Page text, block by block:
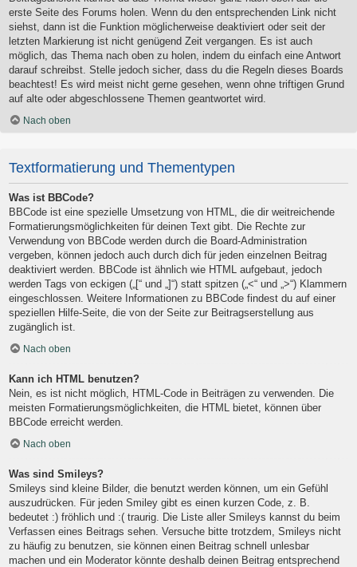
erste Seite des Forums holen. Wenn du den entsprechenden Link nicht
siehst, dann ist die Funktion möglicherweise deaktiviert oder seit der
letzten Markierung ist nicht genügend Zeit vergangen. Es ist auch
möglich, das Thema nach oben zu holen, indem du einfach eine Antwort
darauf schreibst. Stelle jedoch sicher, dass du die Regeln dieses Boards
beachtest! Es wird meist nicht gerne gesehen, wenn ohne triftigen Grund
auf alte oder abgeschlossene Themen geantwortet wird.
Nach oben
Textformatierung und Thementypen
Was ist BBCode?
BBCode ist eine spezielle Umsetzung von HTML, die dir weitreichende
Formatierungsmöglichkeiten für deinen Text gibt. Die Rechte zur
Verwendung von BBCode werden durch die Board-Administration
vergeben, können jedoch auch durch dich für jeden einzelnen Beitrag
deaktiviert werden. BBCode ist ähnlich wie HTML aufgebaut, jedoch
werden Tags von eckigen („[“ und „]“) statt spitzen („<“ und „>“) Klammern
eingeschlossen. Weitere Informationen zu BBCode findest du auf einer
speziellen Hilfe-Seite, die von der Seite zur Beitragserstellung aus
zugänglich ist.
Nach oben
Kann ich HTML benutzen?
Nein, es ist nicht möglich, HTML-Code in Beiträgen zu verwenden. Die
meisten Formatierungsmöglichkeiten, die HTML bietet, können über
BBCode erreicht werden.
Nach oben
Was sind Smileys?
Smileys sind kleine Bilder, die benutzt werden können, um ein Gefühl
auszudrücken. Für jeden Smiley gibt es einen kurzen Code, z. B.
bedeutet :) fröhlich und :( traurig. Die Liste aller Smileys kannst du beim
Verfassen eines Beitrags sehen. Versuche bitte trotzdem, Smileys nicht
zu häufig zu benutzen, sie können einen Beitrag schnell unlesbar
machen und ein Moderator könnte deshalb deinen Beitrag entsprechend